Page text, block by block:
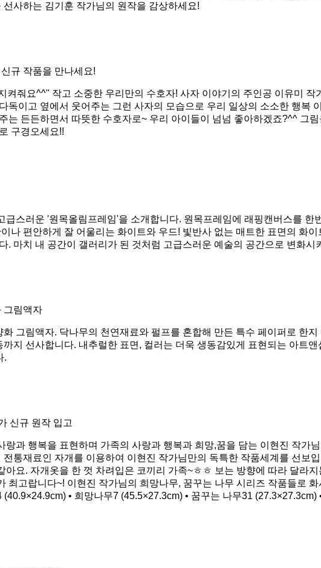
사하는 김기훈 작가님의 원작을 감상하세요!
규 작품을 만나세요!
켜줘요^^" 작고 소중한 우리만의 수호자! 사자 이야기의 주인공 이유미
독이고 옆에서 웃어주는 그런 사자의 모습으로 우리 일상의 소소한 행복
는 든든하면서 따뜻한 수호자로~ 우리 아이들이 넘넘 좋아하겠죠?^^ 그
구경오세요!!
급스러운 '원목올림프레임'을 소개합니다. 원목프레임에 래핑캔버스를
나 편안하게 잘 어울리는 화이트와 우드! 빛반사 없는 매트한 표면의 화
. 마치 내 공간이 갤러리가 된 것처럼 고급스러운 예술의 공간으로 변화
그림액자
그림액자. 닥나무의 천연재료와 펄프를 혼합해 만든 특수 페이퍼로 한
지 선사합니다. 내추럴한 표면, 컬러는 더욱 생동감있게 표현되는 아트
.
신규 원작 입고
과 행복을 표현하며 가족의 사랑과 행복과 희망,꿈을 담는 이현진 작가
통재료인 자개를 이용하여 이현진 작가님만의 독특한 작품세계를 선보
요. 자개옷을 한 껏 차려입은 코끼리 가족~ㅎㅎ 보는 방향에 따라 달라
최고랍니다~! 이현진 작가님의 희망나무, 꿈꾸는 나무 시리즈 작품들로
• 희망나무7 (45.5×27.3cm) • 꿈꾸는 나무31